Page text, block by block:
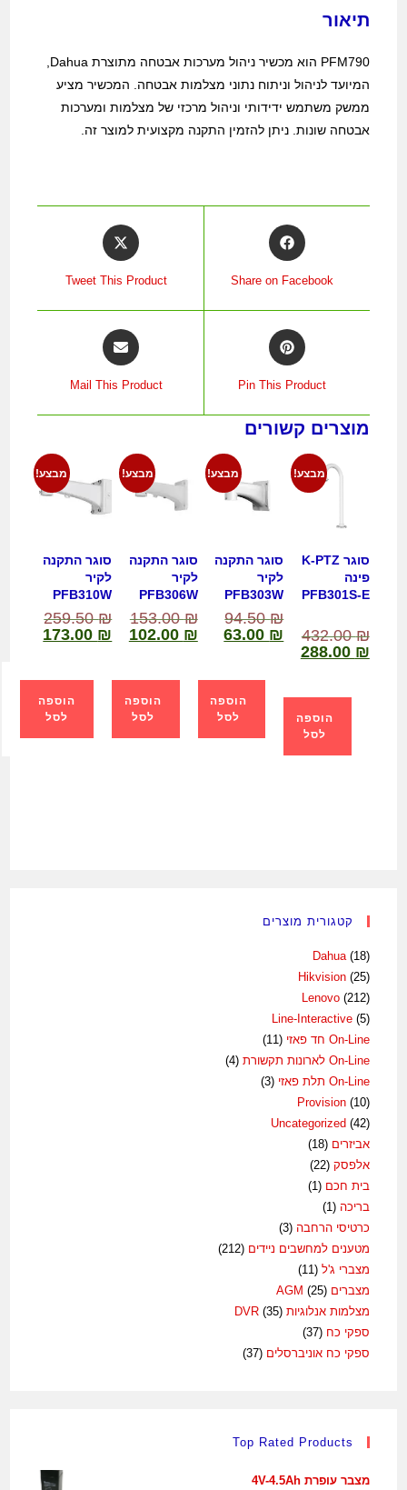
תיאור
PFM790 הוא מכשיר ניהול מערכות אבטחה מתוצרת Dahua,
המיועד לניהול וניתוח נתוני מצלמות אבטחה. המכשיר מציע
ממשק משתמש ידידותי וניהול מרכזי של מצלמות ומערכות
אבטחה שונות. ניתן להזמין התקנה מקצועית למוצר זה.
Share on Facebook
Tweet This Product
Pin This Product
Mail This Product
מוצרים קשורים
מבצע!
סוגר K-PTZ
פינה
PFB301S-E
432.00₪
288.00 ₪
הוספה
לסל
מבצע!
סוגר התקנה
לקיר
PFB303W
94.50₪
63.00 ₪
הוספה
לסל
מבצע!
סוגר התקנה
לקיר
PFB306W
153.00₪
102.00 ₪
הוספה
לסל
מבצע!
סוגר התקנה
לקיר
PFB310W
259.50₪
173.00 ₪
הוספה
לסל
קטגורית מוצרים
Dahua (18)
Hikvision (25)
Lenovo (212)
Line-Interactive (5)
On-Line חד פאזי
(11)
On-Line לארונות תקשורת
(4)
On-Line תלת פאזי
(3)
Provision (10)
Uncategorized (42)
אביזרים (18)
אלפסק (22)
בית חכם (1)
בריכה (1)
כרטיסי הרחבה (3)
מטענים למחשבים ניידים (212)
מצברי ג'ל (11)
מצברים AGM(25)
מצלמות אנלוגיות DVR(35)
ספקי כח (37)
ספקי כח אוניברסלים (37)
Top Rated Products
מצבר עופרת 4V-4.5Ah